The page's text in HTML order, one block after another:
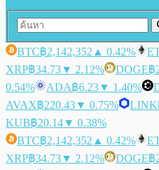
BTC฿2,142,352 ▲ 0.42%
XRP฿34.73▼ 2.12% DOGE฿
0.54%
ADA฿6.23▼ 1.40%
AVAX฿220.43▼ 0.75% LINK
KUB฿20.14▼ 0.38%
BTC฿2,142,352 ▲ 0.42%
XRP฿34.73▼ 2.12% DOGE฿